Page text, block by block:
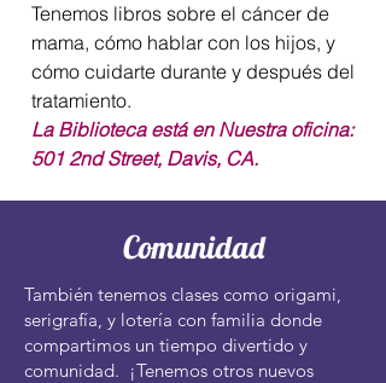
Tenemos libros sobre el cáncer de
mama, cómo hablar con los hijos, y
cómo cuidarte durante y después del
tratamiento.
La Biblioteca está en Nuestra oficina:
501 2nd Street, Davis, CA.
Comunidad
También tenemos clases como origami,
serigrafía, y lotería con familia donde
compartimos un tiempo divertido y
comunidad. ¡Tenemos otros nuevos